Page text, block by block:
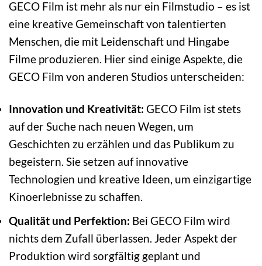
GECO Film ist mehr als nur ein Filmstudio – es ist
eine kreative Gemeinschaft von talentierten
Menschen, die mit Leidenschaft und Hingabe
Filme produzieren. Hier sind einige Aspekte, die
GECO Film von anderen Studios unterscheiden:
Innovation und Kreativität: GECO Film ist stets
auf der Suche nach neuen Wegen, um
Geschichten zu erzählen und das Publikum zu
begeistern. Sie setzen auf innovative
Technologien und kreative Ideen, um einzigartige
Kinoerlebnisse zu schaffen.
Qualität und Perfektion: Bei GECO Film wird
nichts dem Zufall überlassen. Jeder Aspekt der
Produktion wird sorgfältig geplant und